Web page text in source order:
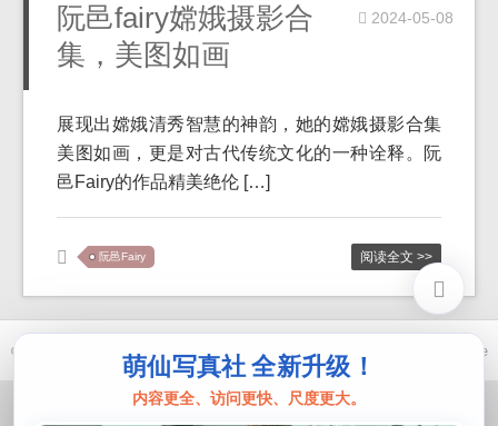
阮邑fairy嫦娥摄影合
集，美图如画
2024-05-08
展现出嫦娥清秀智慧的神韵，她的嫦娥摄影合集
美图如画，更是对古代传统文化的一种诠释。阮
邑Fairy的作品精美绝伦 […]
阮邑Fairy 阅读全文 >>
萌仙写真社 全新升级！
内容更全、访问更快、尺度更大。
© 2021-2026 优马卿 | ICP备案 XXX 号 | Themeckvearm by ttcrivpe